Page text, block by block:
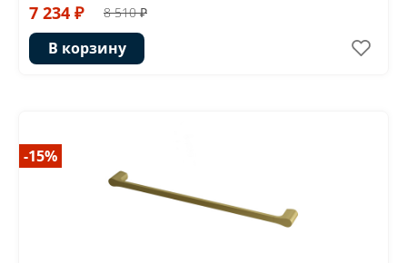
7 234 ₽ 8 510 ₽
В корзину
-15%